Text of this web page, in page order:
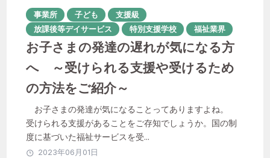
1年目 ICT活用 instagram
IT化 QOL向上 SNS Unipos
あんしん相談室
その子らしさを大切に はなれ
やりがい イベント
事業所 子ども
支援級
放課後等デイサービス
特別支援学校 福祉業界
お子さまの発達の遅れが気になる方
へ ～受けられる支援や受けるため
の方法をご紹介～
お子さまの発達が気になることってありますよね。
受けられる支援があることをご存知でしょうか。国の制
度に基づいた福祉サービスを受...
2023年06月01日